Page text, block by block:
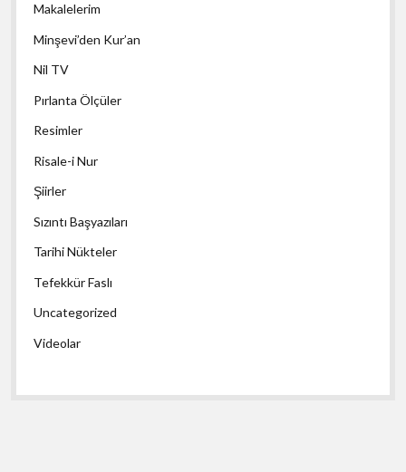
Makalelerim
Minşevi’den Kur’an
Nil TV
Pırlanta Ölçüler
Resimler
Risale-i Nur
Şiirler
Sızıntı Başyazıları
Tarihi Nükteler
Tefekkür Faslı
Uncategorized
Videolar